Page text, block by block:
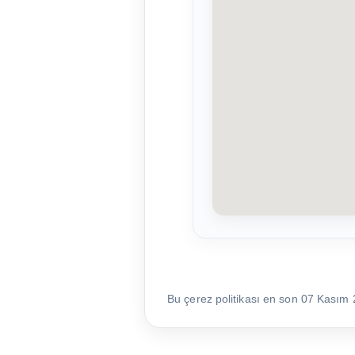
Bu çerez politikası en son 07